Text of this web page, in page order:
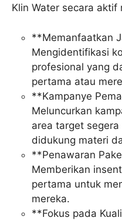
Klin Water secara
**Memanfaatkan
Mengidentifikasi
profesional yang
pertama atau
**Kampanye
Meluncurkan
area target
didukung materi
**Penawaran
Memberikan
pertama untuk
mereka.
**Fokus pada